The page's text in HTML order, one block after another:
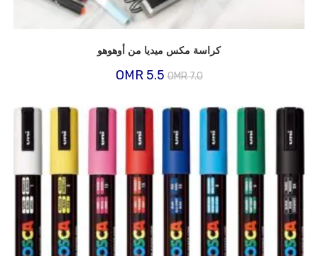
كراسة مكس ميديا من أوهوهو
OMR7.0
السعر
الأصلي
7.0.
OMR 5.5
5.5.